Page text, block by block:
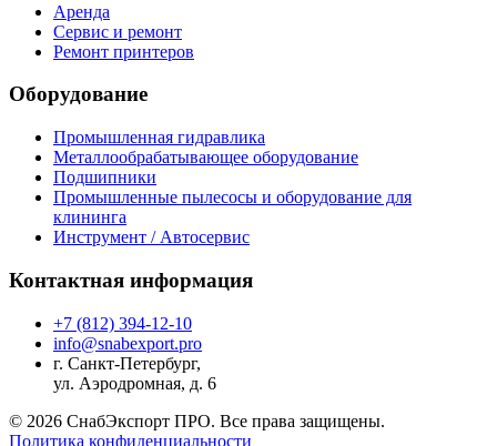
Аренда
Сервис и ремонт
Ремонт принтеров
Оборудование
Промышленная гидравлика
Металлообрабатывающее оборудование
Подшипники
Промышленные пылесосы и оборудование для
клининга
Инструмент / Автосервис
Контактная информация
+7 (812) 394-12-10
info@snabexport.pro
г. Санкт-Петербург,
ул. Аэродромная, д. 6
© 2026 СнабЭкспорт ПРО. Все права защищены.
Политика конфиденциальности